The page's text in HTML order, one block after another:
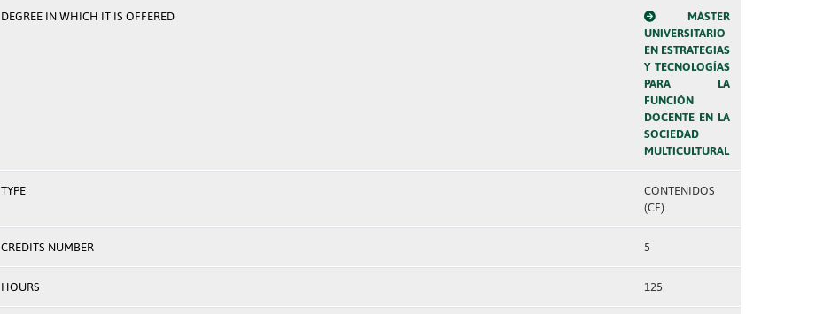
DEGREE IN WHICH IT IS OFFERED
MÁSTER
UNIVERSITARIO
EN ESTRATEGIAS
Y TECNOLOGÍAS
PARA LA
FUNCIÓN
DOCENTE EN LA
SOCIEDAD
MULTICULTURAL
TYPE
CONTENIDOS
(CF)
CREDITS NUMBER 5
HOURS 125